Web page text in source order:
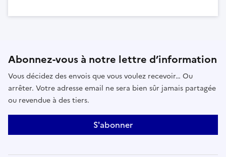
Abonnez-vous à notre lettre d’information
Vous décidez des envois que vous voulez recevoir… Ou
arrêter. Votre adresse email ne sera bien sûr jamais partagée
ou revendue à des tiers.
S'abonner